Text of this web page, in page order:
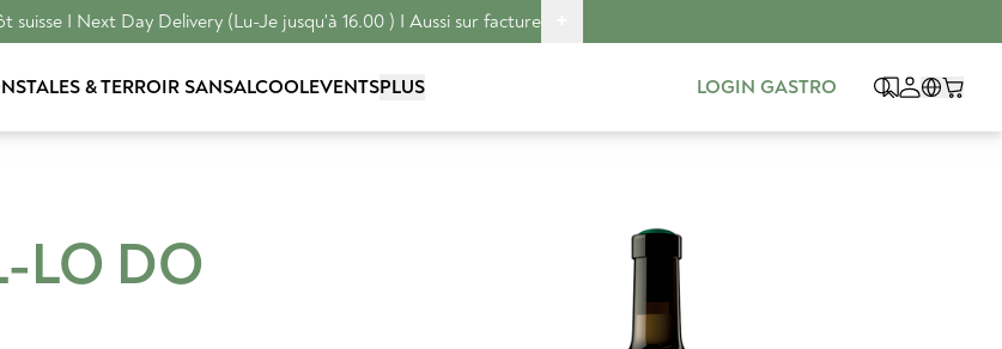
I Next Day Delivery (Lu-Je jusqu'à 16.00 ) I Aussi sur facture
TALES & TERROIR SANSALCOOLEVENTSPLUS LOGIN GASTRO
LO DO